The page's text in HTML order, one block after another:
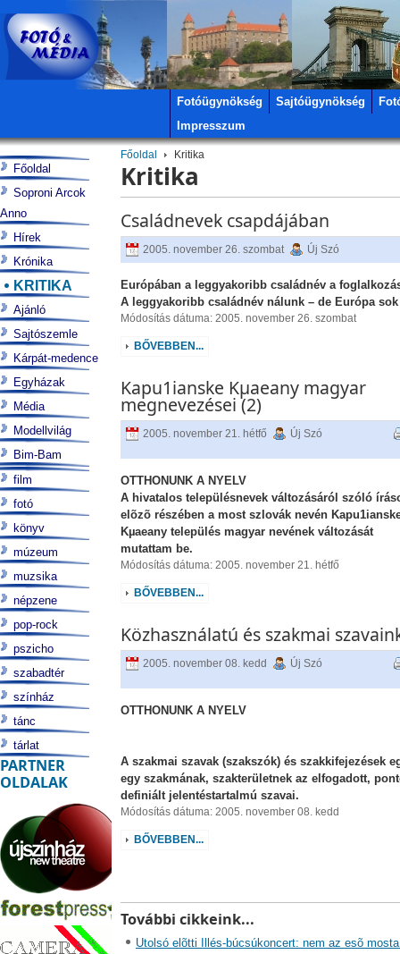
Fotóügynökség Sajtóügynökség
Impresszum
Főoldal Kritika
Kritika
Családnevek csapdájában
2005. november 26. szombat Új Szó
Európában a leggyakoribb családnév a
A leggyakoribb családnév nálunk – de Európa
Módosítás dátuma: 2005. november 26. szombat
BŐVEBBEN...
Kapu1ianske Kµaeany magyar
megnevezései (2)
2005. november 21. hétfő Új Szó
OTTHONUNK A NYELV
A hivatalos településnevek változásáról szóló
elõzõ részében a most szlovák nevén
Kµaeany település magyar nevének változását
mutattam be.
Módosítás dátuma: 2005. november 21. hétfő
BŐVEBBEN...
Közhasználatú és szakmai
2005. november 08. kedd Új Szó
OTTHONUNK A NYELV
A szakmai szavak (szakszók) és szakkifejezések
egy szakmának, szakterületnek az elfogadott,
definiált jelentéstartalmú szavai.
Módosítás dátuma: 2005. november 08. kedd
BŐVEBBEN...
További cikkeink...
Utolsó elõtti Illés-búcsúkoncert: nem az esõ
Főoldal
Soproni Arcok
Anno
Hírek
Krónika
KRITIKA
Ajánló
Sajtószemle
Kárpát-medence
Egyházak
Média
Modellvilág
Bim-Bam
film
fotó
könyv
múzeum
muzsika
népzene
pop-rock
pszicho
szabadtér
színház
tánc
tárlat
PARTNER
OLDALAK